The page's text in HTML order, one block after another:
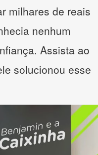
milhares de reais
nenhum
Assista ao
solucionou esse